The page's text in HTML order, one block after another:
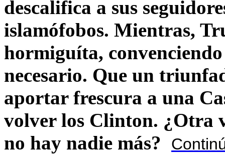
descalifica a sus
islamófobos. Mientras,
hormiguíta,
necesario. Que un
aportar frescura a una
volver los Clinton. ¿Otra
no hay nadie más?